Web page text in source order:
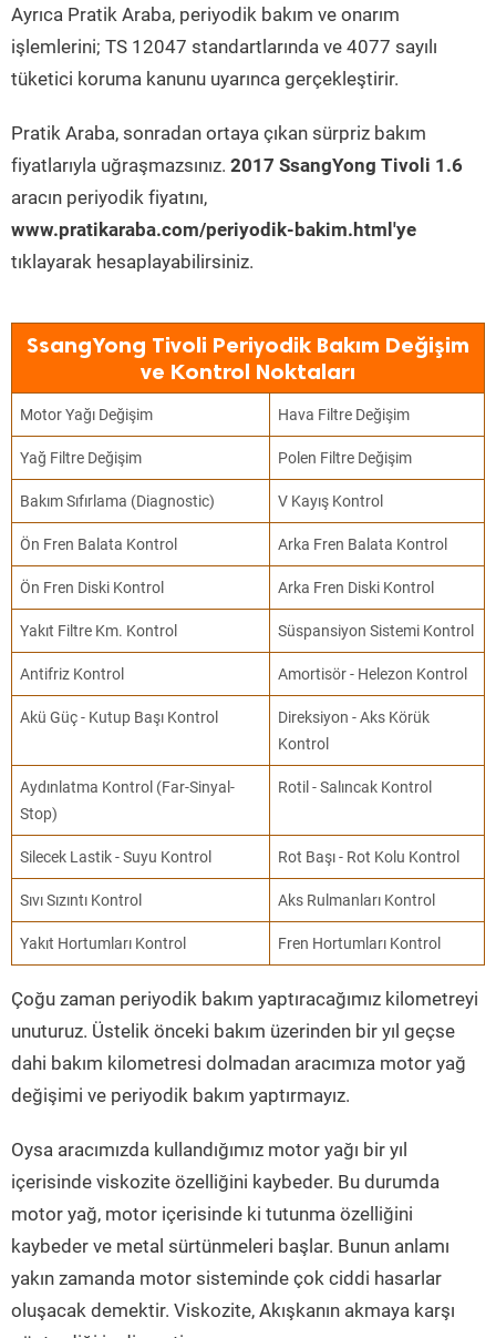
Ayrıca Pratik Araba, periyodik bakım ve onarım
işlemlerini; TS 12047 standartlarında ve 4077 sayılı
tüketici koruma kanunu uyarınca gerçekleştirir.
Pratik Araba, sonradan ortaya çıkan sürpriz bakım
fiyatlarıyla uğraşmazsınız. 2017 SsangYong Tivoli 1.6
aracın periyodik fiyatını,
www.pratikaraba.com/periyodik-bakim.html'ye
tıklayarak hesaplayabilirsiniz.
SsangYong Tivoli Periyodik Bakım Değişim
ve Kontrol Noktaları
Motor Yağı Değişim Hava Filtre Değişim
Yağ Filtre Değişim Polen Filtre Değişim
Bakım Sıfırlama (Diagnostic) V Kayış Kontrol
Ön Fren Balata Kontrol Arka Fren Balata Kontrol
Ön Fren Diski Kontrol Arka Fren Diski Kontrol
Yakıt Filtre Km. Kontrol Süspansiyon Sistemi Kontrol
Antifriz Kontrol Amortisör - Helezon Kontrol
Akü Güç - Kutup Başı Kontrol
Direksiyon - Aks Körük
Kontrol
Aydınlatma Kontrol (Far-Sinyal-
Stop)
Rotil - Salıncak Kontrol
Silecek Lastik - Suyu Kontrol Rot Başı - Rot Kolu Kontrol
Sıvı Sızıntı Kontrol Aks Rulmanları Kontrol
Yakıt Hortumları Kontrol Fren Hortumları Kontrol
Çoğu zaman periyodik bakım yaptıracağımız kilometreyi
unuturuz. Üstelik önceki bakım üzerinden bir yıl geçse
dahi bakım kilometresi dolmadan aracımıza motor yağ
değişimi ve periyodik bakım yaptırmayız.
Oysa aracımızda kullandığımız motor yağı bir yıl
içerisinde viskozite özelliğini kaybeder. Bu durumda
motor yağ, motor içerisinde ki tutunma özelliğini
kaybeder ve metal sürtünmeleri başlar. Bunun anlamı
yakın zamanda motor sisteminde çok ciddi hasarlar
oluşacak demektir. Viskozite, Akışkanın akmaya karşı